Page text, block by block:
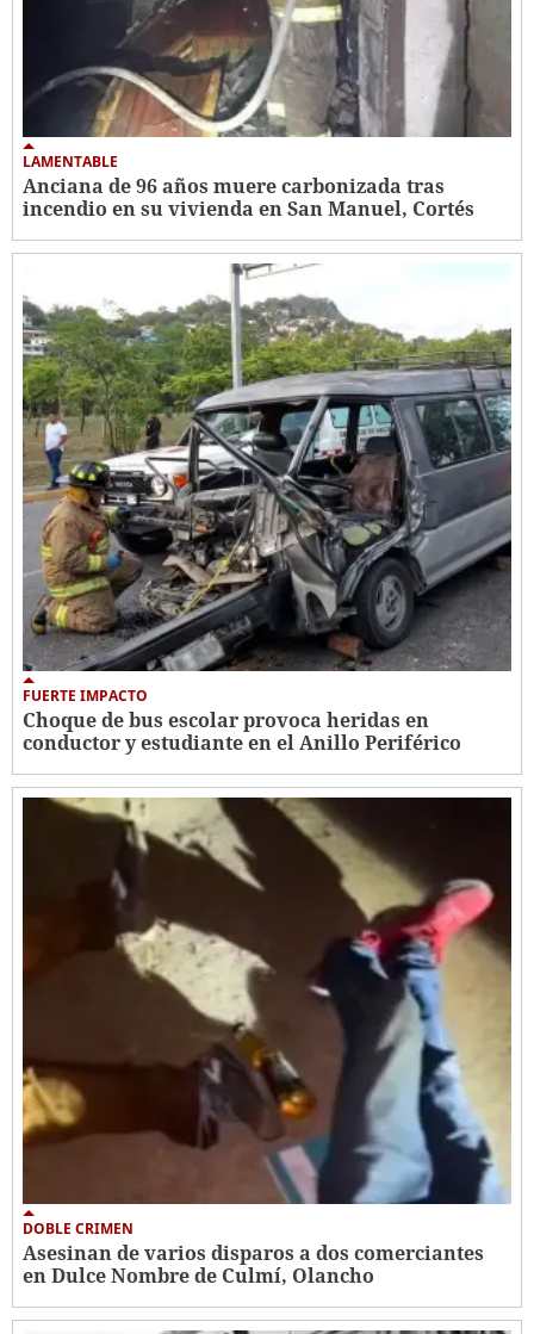
LAMENTABLE
Anciana de 96 años muere carbonizada tras
incendio en su vivienda en San Manuel, Cortés
FUERTE IMPACTO
Choque de bus escolar provoca heridas en
conductor y estudiante en el Anillo Periférico
DOBLE CRIMEN
Asesinan de varios disparos a dos comerciantes
en Dulce Nombre de Culmí, Olancho